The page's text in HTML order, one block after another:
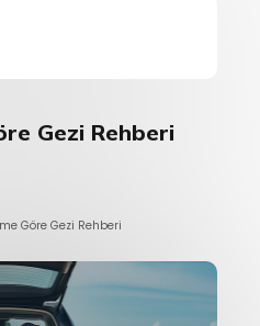
Gezi Rehberi
Göre Gezi Rehberi